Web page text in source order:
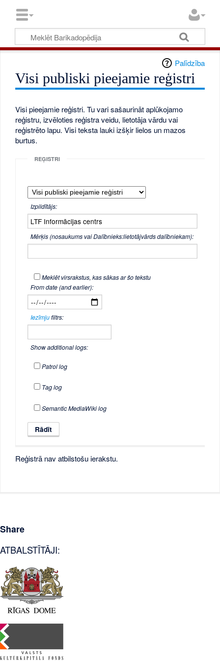
Palīdzība
Visi publiski pieejamie reģistri
Visi pieejamie reģistri. Tu vari sašaurināt aplūkojamo
reģistru, izvēloties reģistra veidu, lietotāja vārdu vai
reģistrēto lapu. Visi teksta lauki izšķir lielos un mazos
burtus.
REĢISTRI
Izpildītājs:
Mērķis (nosaukums vai Dalībnieks:lietotājvārds dalībniekam):
Meklēt virsrakstus, kas sākas ar šo tekstu
From date (and earlier):
Iezīmjufiltrs:
Show additional logs:
Patrol log
Tag log
Semantic MediaWiki log
Reģistrā nav atbilstošu ierakstu.
Share
ATBALSTĪTĀJI: